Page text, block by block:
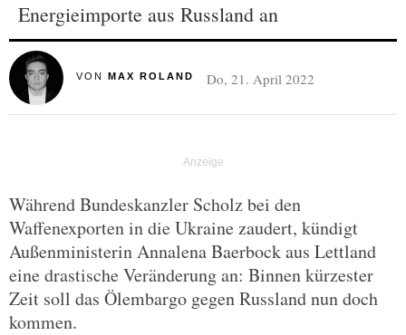
Energieimporte aus Russland an
VON MAX ROLAND Do, 21. April 2022
Während Bundeskanzler Scholz bei den
Waffenexporten in die Ukraine zaudert, kündigt
Außenministerin Annalena Baerbock aus Lettland
eine drastische Veränderung an: Binnen kürzester
Zeit soll das Ölembargo gegen Russland nun doch
kommen.